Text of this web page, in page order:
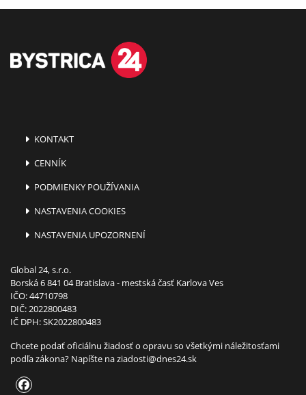
KONTAKT
CENNÍK
PODMIENKY POUŽÍVANIA
NASTAVENIA COOKIES
NASTAVENIA UPOZORNENÍ
Global 24, s.r.o.
Borská 6 841 04 Bratislava - mestská časť Karlova Ves
IČO: 44710798
DIČ: 2022800483
IČ DPH: SK2022800483
Chcete podať oficiálnu žiadosť o opravu so všetkými náležitosťami
podľa zákona? Napíšte naziadosti@dnes24.sk